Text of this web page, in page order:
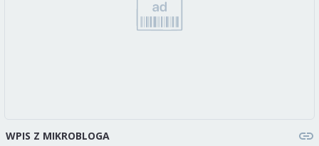
WPIS Z MIKROBLOGA